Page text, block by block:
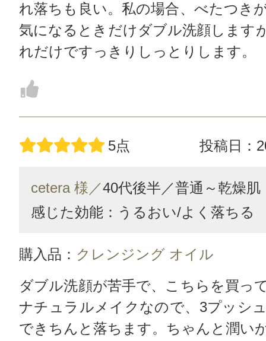
れ落ちも良い。私の場合、べたつき
気になるときだけダブル洗顔します
れだけですっきりしっとりします。
5点 投稿日：
cetera 様／40代後半／普通～乾燥肌
感じた効能：うるおい/よく落ちる
購入品： クレンジング オイル
ダブル洗顔が苦手で、こちらを買っ
ナチュラルメイクなので、3プッシ
できちんと落ちます。ちゃんと潤い